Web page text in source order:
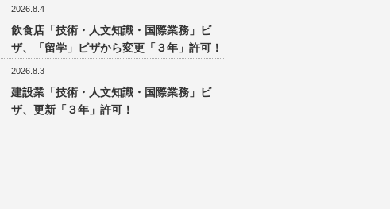
2026.8.4
飲食店「技術・人文知識・国際業務」ビ
ザ、「留学」ビザから変更「３年」許可！
2026.8.3
建設業「技術・人文知識・国際業務」ビ
ザ、更新「３年」許可！